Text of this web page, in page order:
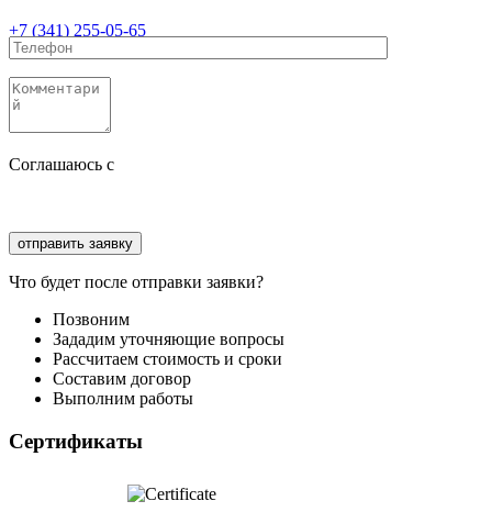
+7 (341) 255-05-65
Соглашаюсь с
Что будет после отправки заявки?
Позвоним
Зададим уточняющие вопросы
Рассчитаем стоимость и сроки
Составим договор
Выполним работы
Сертификаты